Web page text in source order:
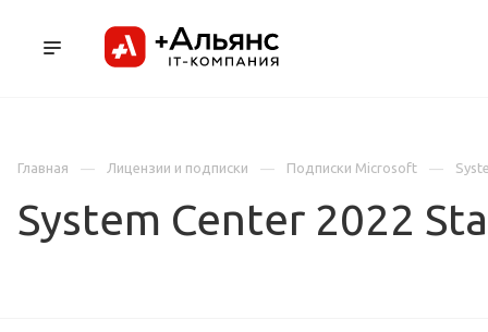
Главная
Лицензии и подписки Подписки Microsoft
System Center 2022